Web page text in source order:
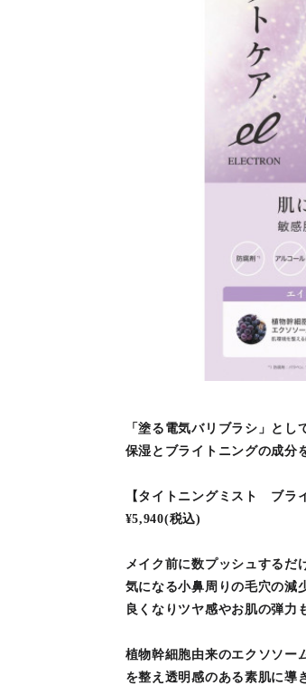
「塗る電気バリブラシ」と
保湿とブライトニングの成分
【タイトニングミスト ブラ
¥5,940(税込)
メイク前に数プッシュするだ
気になる小鼻周りの毛穴の減
良くなりツヤ感やお肌の弾力
植物幹細胞由来のエクソソー
を整え透明感のある素肌に導